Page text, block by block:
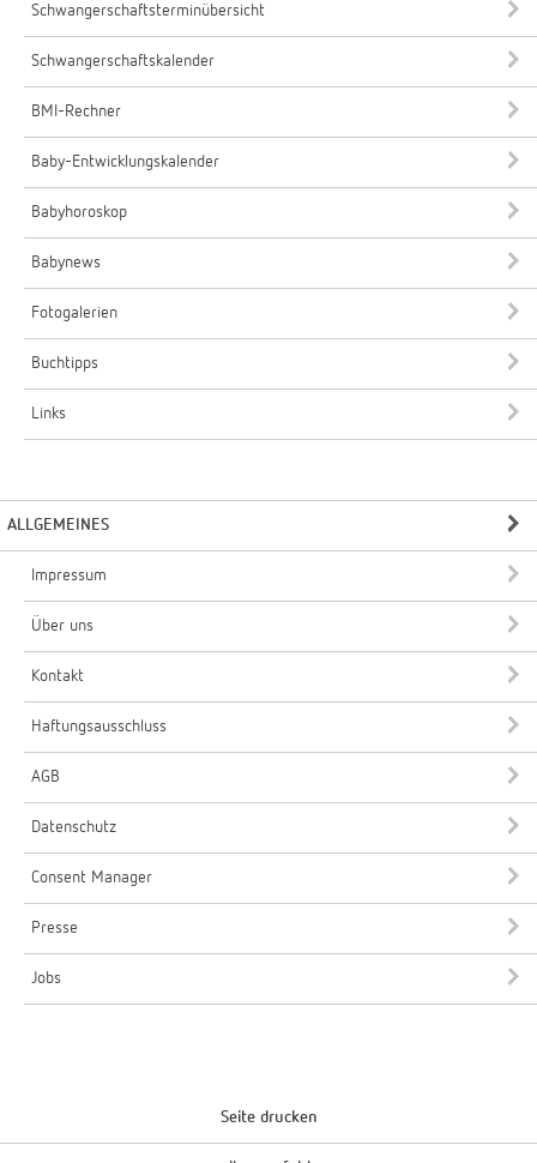
Schwangerschaftsterminübersicht
Schwangerschaftskalender
BMI-Rechner
Baby-Entwicklungskalender
Babyhoroskop
Babynews
Fotogalerien
Buchtipps
Links
ALLGEMEINES
Impressum
Über uns
Kontakt
Haftungsausschluss
AGB
Datenschutz
Consent Manager
Presse
Jobs
Seite drucken